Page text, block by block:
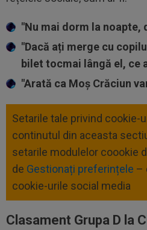
"Nu mai dorm la noapte,
"Dacă ați merge cu
bilet tocmai lângă el, ce
"Arată ca Moș Crăciun
Setarile tale privind cookie-
continutul din aceasta
setarile modulelor coookie
de Gestionați preferințele –
cookie-urile social media
Clasament Grupa D la